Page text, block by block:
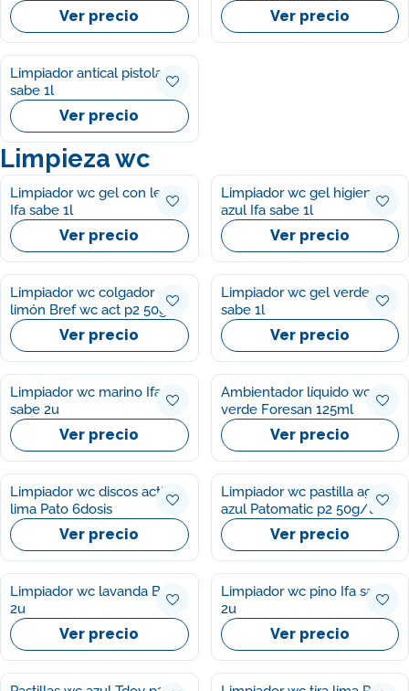
Ver precio Ver precio
Limpiador antical pistola Ifa
sabe 1l
Ver precio
Limpieza wc
Limpiador wc gel con lejía
Ifa sabe 1l
Ver precio
Limpiador wc gel higiene
azul Ifa sabe 1l
Ver precio
Limpiador wc colgador
limón Bref wc act p2 50g
Ver precio
Limpiador wc gel verde Ifa
sabe 1l
Ver precio
Limpiador wc marino Ifa
sabe 2u
Ver precio
Ambientador líquido wc
verde Foresan 125ml
Ver precio
Limpiador wc discos activos
lima Pato 6dosis
Ver precio
Limpiador wc pastilla agua
azul Patomatic p2 50g/u
Ver precio
Limpiador wc lavanda Bref
2u
Ver precio
Limpiador wc pino Ifa sabe
2u
Ver precio